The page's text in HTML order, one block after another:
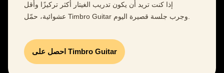
إذا كنت تريد أن يكون تدريب الغيتار أكثر تركيزًا وأقل
عشوائية، حمّل Timbro Guitar وجرب جلسة قصيرة اليوم.
احصل على Timbro Guitar